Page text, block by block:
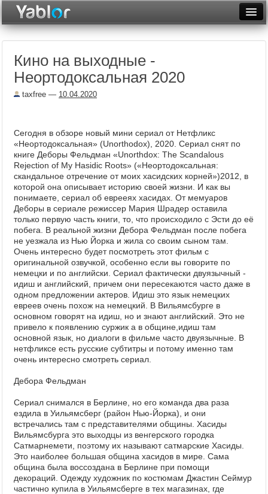
Неделя
Месяц
Архив
Фототоп
Видеотоп
Кино на выходные -
Неортодоксальная 2020
taxfree — 10.04.2020
Сегодня в обзоре новый мини сериал от Нетфликс
«Неортодоксальная» (Unorthodox), 2020. Сериал снят по
книге Деборы Фельдман «Unorthdox: The Scandalous
Rejection of My Hasidic Roots» («Неортодоксальная:
скандальное отречение от моих хасидских корней»)2012, в
которой она описывает историю своей жизни. И как вы
понимаете, сериал об еврееях хасидах. От мемуаров
Деборы в сериале режиссер Мария Шрадер оставила
только первую часть книги, то, что происходило с Эсти до её
побега. В реальной жизни Дебора Фельдман после побега
не уезжала из Нью Йорка и жила со своим сыном там.
Очень интересно будет посмотреть этот фильм с
оригинальной озвучкой, особенно если вы говорите по
немецки и по английски. Сериал фактически двуязычный -
идиш и английский, причем они пересекаются часто даже в
одном предложении актеров. Идиш это язык немецких
евреев очень похож на немецкий. В Вильямсбурге в
основном говорят на идиш, но и знают английский. Это не
привело к появлению суржик а в общине,идиш там
основной язык, но диалоги в фильме часто двуязычные. В
нетфликсе есть русские субтитры и потому именно там
очень интересно смотреть сериал.
Дебора Фельдман
Сериал снимался в Берлине, но его команда два раза
ездила в Уильямсберг (район Нью-Йорка), и они
встречались там с представителями общины. Хасиды
Вильямсбурга это выходцы из венгерского городка
Сатмарнемети, поэтому их называют сатмарские Хасиды.
Это наиболее большая община хасидов в мире. Сама
община была воссоздана в Берлине при помощи
декораций. Одежду художник по костюмам Джастин Сеймур
частично купила в Уильямсберге в тех магазинах, где